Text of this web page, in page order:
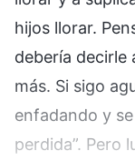
hijos llorar.
debería decirle
más. Si sigo
enfadando y
perdida”. Pero